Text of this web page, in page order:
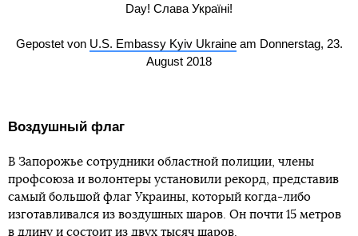
Day! Слава Україні!
Gepostet von U.S. Embassy Kyiv Ukraineam Donnerstag, 23.
August 2018
Воздушный флаг
В Запорожье сотрудники областной полиции, члены
профсоюза и волонтеры установили рекорд, представив
самый большой флаг Украины, который когда-либо
изготавливался из воздушных шаров. Он почти 15 метров
в длину и состоит из двух тысяч шаров.